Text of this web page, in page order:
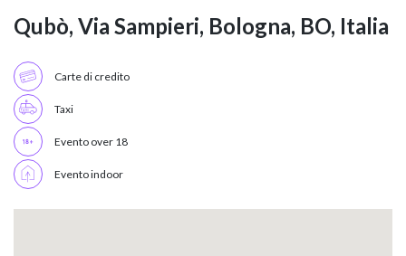
Qubò, Via Sampieri, Bologna, BO, Italia
Carte di credito
Taxi
Evento over 18
Evento indoor